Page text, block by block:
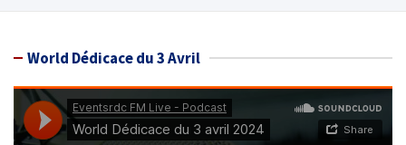
World Dédicace du 3 Avril